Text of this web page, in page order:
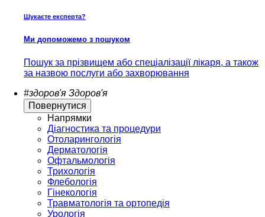
Шукаєте експерта?
Ми допоможемо з пошуком
Пошук за прізвищем або спеціалізації лікаря, а також
за назвою послуги або захворювання
#здоров'я Здоров'я
Повернутися
Напрямки
Діагностика та процедури
Отоларингологія
Дерматологія
Офтальмологія
Трихологія
Флебологія
Гінекологія
Травматологія та ортопедія
Урологія